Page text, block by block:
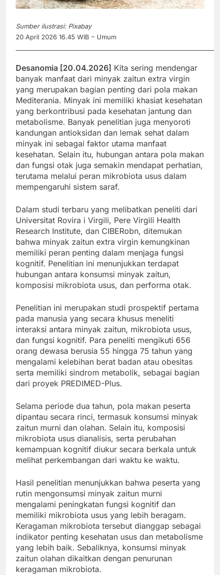
Sumber ilustrasi: Pixabay
20 April 2026 16.45 WIB – Umum
Desanomia [20.04.2026] Kita sering mendengar
banyak manfaat dari minyak zaitun extra virgin
yang merupakan bagian penting dari pola makan
Mediterania. Minyak ini memiliki khasiat kesehatan
yang berkontribusi pada kesehatan jantung dan
metabolisme. Banyak penelitian juga menyoroti
kandungan antioksidan dan lemak sehat dalam
minyak ini sebagai faktor utama manfaat
kesehatan. Selain itu, hubungan antara pola makan
dan fungsi otak juga semakin mendapat perhatian,
terutama melalui peran mikrobiota usus dalam
mempengaruhi sistem saraf.
Dalam studi terbaru yang melibatkan peneliti dari
Universitat Rovira i Virgili, Pere Virgili Health
Research Institute, dan CIBERobn, ditemukan
bahwa minyak zaitun extra virgin kemungkinan
memiliki peran penting dalam menjaga fungsi
kognitif. Penelitian ini menunjukkan terdapat
hubungan antara konsumsi minyak zaitun,
komposisi mikrobiota usus, dan performa otak.
Penelitian ini merupakan studi prospektif pertama
pada manusia yang secara khusus meneliti
interaksi antara minyak zaitun, mikrobiota usus,
dan fungsi kognitif. Para peneliti mengikuti 656
orang dewasa berusia 55 hingga 75 tahun yang
mengalami kelebihan berat badan atau obesitas
serta memiliki sindrom metabolik, sebagai bagian
dari proyek PREDIMED-Plus.
Selama periode dua tahun, pola makan peserta
dipantau secara rinci, termasuk konsumsi minyak
zaitun murni dan olahan. Selain itu, komposisi
mikrobiota usus dianalisis, serta perubahan
kemampuan kognitif diukur secara berkala untuk
melihat perkembangan dari waktu ke waktu.
Hasil penelitian menunjukkan bahwa peserta yang
rutin mengonsumsi minyak zaitun murni
mengalami peningkatan fungsi kognitif dan
memiliki mikrobiota usus yang lebih beragam.
Keragaman mikrobiota tersebut dianggap sebagai
indikator penting kesehatan usus dan metabolisme
yang lebih baik. Sebaliknya, konsumsi minyak
zaitun olahan dikaitkan dengan penurunan
keragaman mikrobiota.